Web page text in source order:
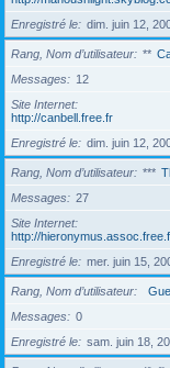
Enregistré le
dim. juin 12,
Rang, Nom d’utilisateur **
Messages
12
Site Internet
http://canbell.free.fr
Enregistré le
dim. juin 12,
Rang, Nom d’utilisateur ***
Messages
27
Site Internet
http://
Enregistré le
mer. juin 15,
Rang, Nom d’utilisateur
Messages
0
Enregistré le
sam. juin 18,